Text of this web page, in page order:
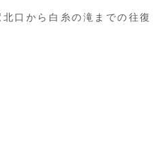
口から白糸の滝までの往復